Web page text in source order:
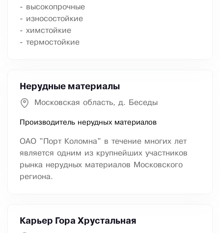
- высокопрочные
- износостойкие
- химстойкие
- термостойкие
Нерудные материалы
Московская область, д. Беседы
Производитель нерудных материалов
ОАО "Порт Коломна" в течение многих лет
является одним из крупнейших участников
рынка нерудных материалов Московского
региона.
Карьер Гора Хрустальная